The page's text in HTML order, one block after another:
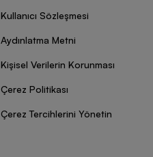
Kullanıcı Sözleşmesi
Aydınlatma Metni
Kişisel Verilerin Korunması
Çerez Politikası
Çerez Tercihlerini Yönetin